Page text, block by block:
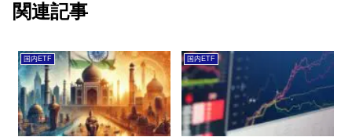
関連記事
国内ETF 国内ETF